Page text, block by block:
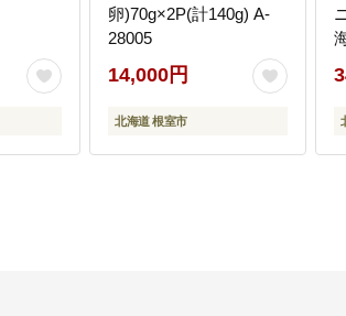
卵)70g×2P(計140g) A-
28005
14,000円
北海道 根室市